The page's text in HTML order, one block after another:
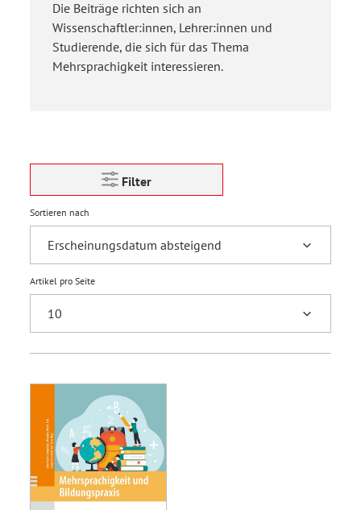
Die Beiträge richten sich an
Wissenschaftler:innen, Lehrer:innen und
Studierende, die sich für das Thema
Mehrsprachigkeit interessieren.
Filter
Sortieren nach
Artikel pro Seite